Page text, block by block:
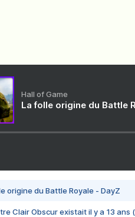
Hall of Game
La folle origine du Battle
origine du Battle Royale - DayZ
Clair Obscur existait il y a 13 ans